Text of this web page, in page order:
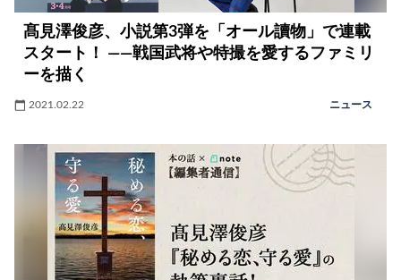
髙見澤俊彦、小説第3弾を「オール讀物」で連載
スタート！ ――戦国武将や特撮を愛するファミリ
ーを描く
2021.02.22 ニュース